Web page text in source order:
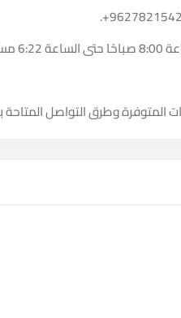
.
المتوفرة وطرق التواصل